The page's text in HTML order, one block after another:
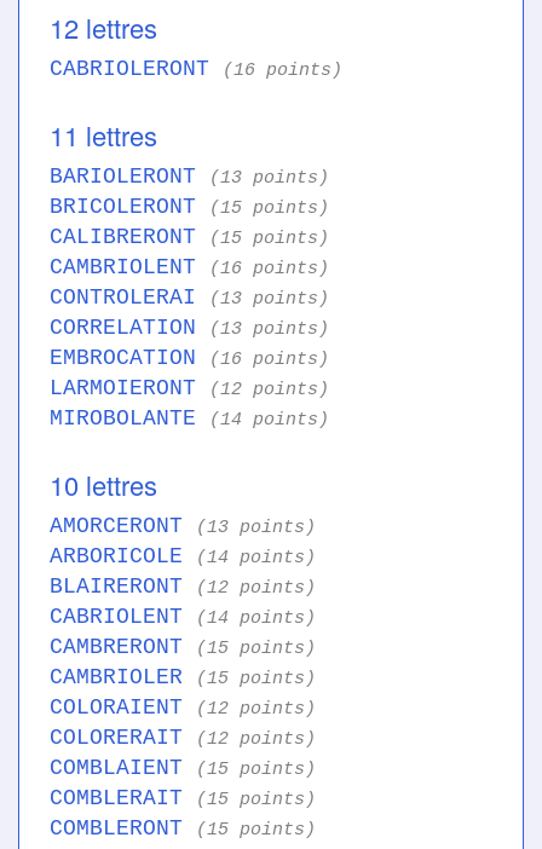
12 lettres
CABRIOLERONT (16 points)
11 lettres
BARIOLERONT (13 points)
BRICOLERONT (15 points)
CALIBRERONT (15 points)
CAMBRIOLENT (16 points)
CONTROLERAI (13 points)
CORRELATION (13 points)
EMBROCATION (16 points)
LARMOIERONT (12 points)
MIROBOLANTE (14 points)
10 lettres
AMORCERONT (13 points)
ARBORICOLE (14 points)
BLAIRERONT (12 points)
CABRIOLENT (14 points)
CAMBRERONT (15 points)
CAMBRIOLER (15 points)
COLORAIENT (12 points)
COLORERAIT (12 points)
COMBLAIENT (15 points)
COMBLERAIT (15 points)
COMBLERONT (15 points)